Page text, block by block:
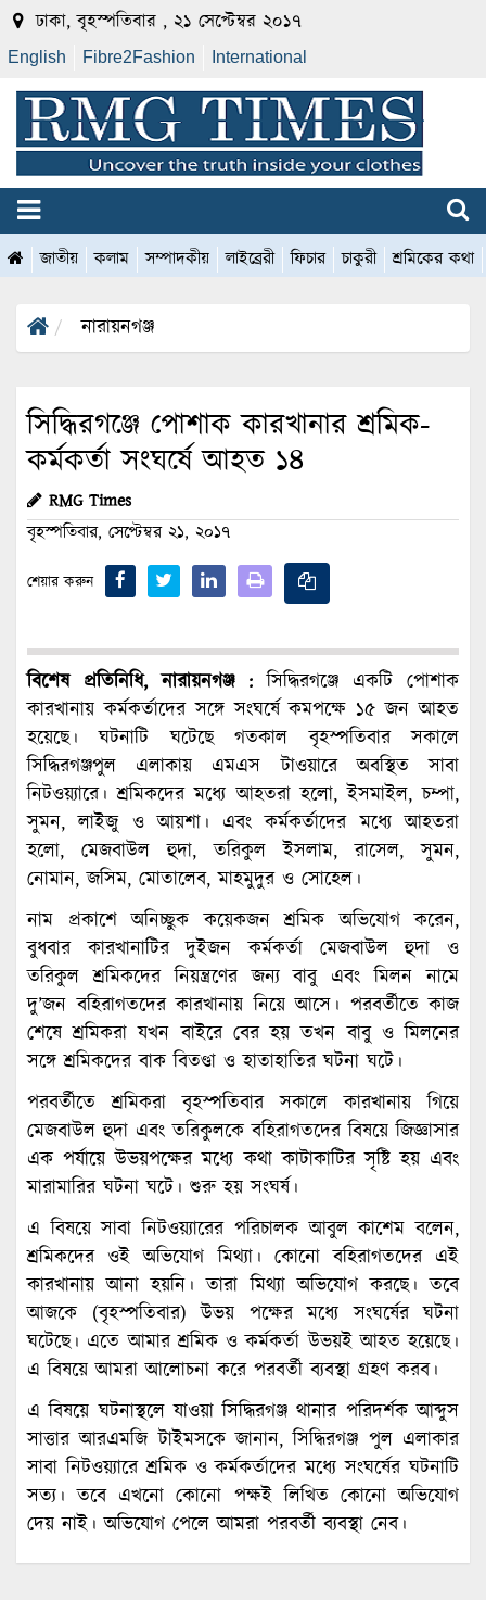
ঢাকা, বৃহস্পতিবার , ২১ সেপ্টেম্বর ২০১৭
English Fibre2Fashion International
জাতীয় কলাম সম্পাদকীয় লাইব্রেরী ফিচার চাকুরী শ্রমিকের কথা
নারায়নগঞ্জ
সিদ্ধিরগঞ্জে পোশাক কারখানার শ্রমিক-
কর্মকর্তা সংঘর্ষে আহত ১৪
RMG Times
বৃহস্পতিবার, সেপ্টেম্বর ২১, ২০১৭
শেয়ার করুন
বিশেষ প্রতিনিধি, নারায়নগঞ্জ : সিদ্ধিরগঞ্জে একটি পোশাক
কারখানায় কর্মকর্তাদের সঙ্গে সংঘর্ষে কমপক্ষে ১৫ জন আহত
হয়েছে। ঘটনাটি ঘটেছে গতকাল বৃহস্পতিবার সকালে
সিদ্ধিরগঞ্জপুল এলাকায় এমএস টাওয়ারে অবস্থিত সাবা
নিটওয়্যারে। শ্রমিকদের মধ্যে আহতরা হলো, ইসমাইল, চম্পা,
সুমন, লাইজু ও আয়শা। এবং কর্মকর্তাদের মধ্যে আহতরা
হলো, মেজবাউল হুদা, তরিকুল ইসলাম, রাসেল, সুমন,
নোমান, জসিম, মোতালেব, মাহমুদুর ও সোহেল।
নাম প্রকাশে অনিচ্ছুক কয়েকজন শ্রমিক অভিযোগ করেন,
বুধবার কারখানাটির দুইজন কর্মকর্তা মেজবাউল হুদা ও
তরিকুল শ্রমিকদের নিয়ন্ত্রণের জন্য বাবু এবং মিলন নামে
দু’জন বহিরাগতদের কারখানায় নিয়ে আসে। পরবর্তীতে কাজ
শেষে শ্রমিকরা যখন বাইরে বের হয় তখন বাবু ও মিলনের
সঙ্গে শ্রমিকদের বাক বিতণ্ডা ও হাতাহাতির ঘটনা ঘটে।
পরবর্তীতে শ্রমিকরা বৃহস্পতিবার সকালে কারখানায় গিয়ে
মেজবাউল হুদা এবং তরিকুলকে বহিরাগতদের বিষয়ে জিজ্ঞাসার
এক পর্যায়ে উভয়পক্ষের মধ্যে কথা কাটাকাটির সৃষ্টি হয় এবং
মারামারির ঘটনা ঘটে। শুরু হয় সংঘর্ষ।
এ বিষয়ে সাবা নিটওয়্যারের পরিচালক আবুল কাশেম বলেন,
শ্রমিকদের ওই অভিযোগ মিথ্যা। কোনো বহিরাগতদের এই
কারখানায় আনা হয়নি। তারা মিথ্যা অভিযোগ করছে। তবে
আজকে (বৃহস্পতিবার) উভয় পক্ষের মধ্যে সংঘর্ষের ঘটনা
ঘটেছে। এতে আমার শ্রমিক ও কর্মকর্তা উভয়ই আহত হয়েছে।
এ বিষয়ে আমরা আলোচনা করে পরবর্তী ব্যবস্থা গ্রহণ করব।
এ বিষয়ে ঘটনাস্থলে যাওয়া সিদ্ধিরগঞ্জ থানার পরিদর্শক আব্দুস
সাত্তার আরএমজি টাইমসকে জানান, সিদ্ধিরগঞ্জ পুল এলাকার
সাবা নিটওয়্যারে শ্রমিক ও কর্মকর্তাদের মধ্যে সংঘর্ষের ঘটনাটি
সত্য। তবে এখনো কোনো পক্ষই লিখিত কোনো অভিযোগ
দেয় নাই। অভিযোগ পেলে আমরা পরবর্তী ব্যবস্থা নেব।